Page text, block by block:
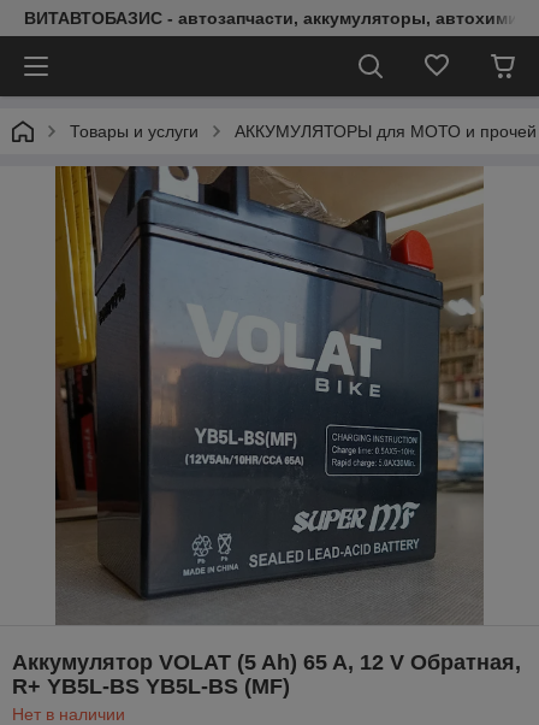
ВИТАВТОБАЗИС - автозапчасти, аккумуляторы, автохимия,
Товары и услуги АККУМУЛЯТОРЫ для МОТО и прочей
Аккумулятор VOLAT (5 Ah) 65 A, 12 V Обратная,
R+ YB5L-BS YB5L-BS (MF)
Нет в наличии